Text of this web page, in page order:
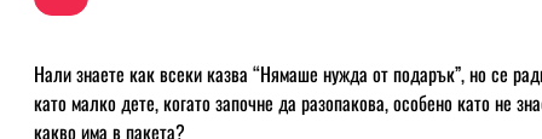
Нали знаете как всеки казва “Нямаше нужда от подарък”, но се
като малко дете, когато започне да разопакова, особено като не
какво има в пакета?